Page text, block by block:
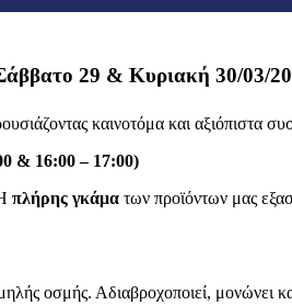
29 & Κυριακή 30/03/
καινοτόμα και αξιόπιστα
16:00 – 17:00)
πλήρης γκάμα των προϊόντων μας
οσμής. Αδιαβροχοποιεί, μονώνει